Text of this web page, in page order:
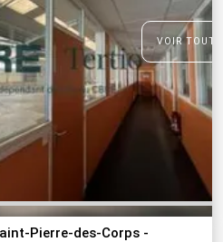
VOIR
Pierre-des-Corps -